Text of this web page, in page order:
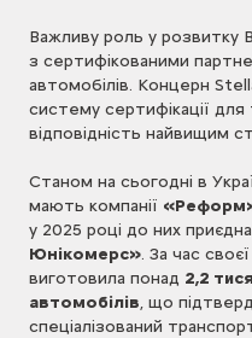
Важливу роль у розвитку
з сертифікованими
автомобілів. Концерн
систему сертифікації
відповідність найвищим
Станом на сьогодні в
мають компанії
у 2025 році до них
Юнікомерс». За час
виготовила понад 2,2
автомобілів, що
спеціалізований